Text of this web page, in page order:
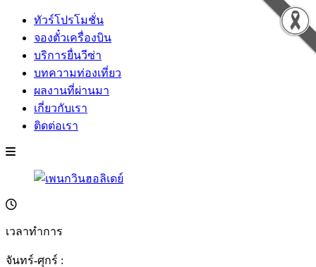
ทัวร์โปรโมชั่น
จองตั๋วเครื่องบิน
บริการยื่นวีซ่า
บทความท่องเที่ยว
ผลงานที่ผ่านมา
เกี่ยวกับเรา
ติดต่อเรา
เวลาทำการ
จันทร์-ศุกร์ :